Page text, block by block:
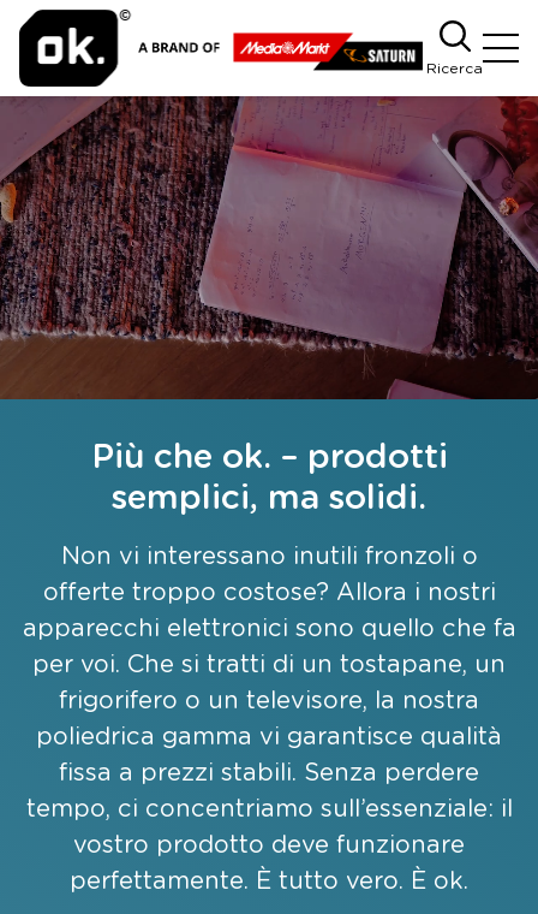
Ricerca
Più che ok. – prodotti
semplici, ma solidi.
Non vi interessano inutili fronzoli o
offerte troppo costose? Allora i nostri
apparecchi elettronici sono quello che fa
per voi. Che si tratti di un tostapane, un
frigorifero o un televisore, la nostra
poliedrica gamma vi garantisce qualità
fissa a prezzi stabili. Senza perdere
tempo, ci concentriamo sull’essenziale: il
vostro prodotto deve funzionare
perfettamente. È tutto vero. È ok.